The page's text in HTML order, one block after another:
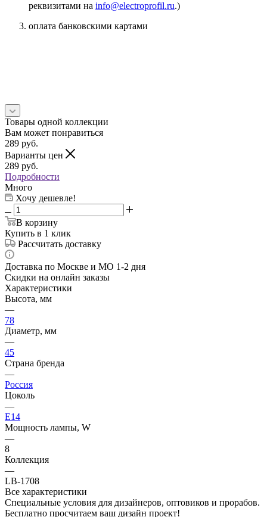
реквизитами на info@electroprofil.ru.)
оплата банковскими картами
Товары одной коллекции
Вам может понравиться
289 руб.
Варианты цен
289 руб.
Подробности
Много
Хочу дешевле!
В корзину
Купить в 1 клик
Рассчитать доставку
Доставка по Москве и МО 1-2 дня
Скидки на онлайн заказы
Характеристики
Высота, мм
—
78
Диаметр, мм
—
45
Страна бренда
—
Россия
Цоколь
—
E14
Мощность лампы, W
—
8
Коллекция
—
LB-1708
Все характеристики
Специальные условия для дизайнеров, оптовиков и прорабов.
Бесплатно просчитаем ваш дизайн проект!